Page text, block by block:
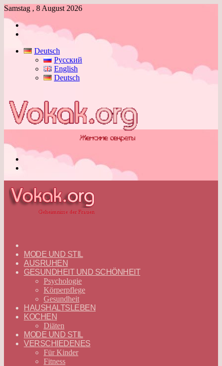
Samstag , 8 August 2026
Anmelden
Deutsch
Русский
English
Deutsch
—
DEUTSCH
MODE UND STIL
AUSRUHEN
GESUNDHEIT UND SCHÖNHEIT
Psychologie
Körperpflege
Gesundheit
HAUSHALTSLEBEN
KOCHEN
Diäten
MODE UND STIL
VERSCHIEDENES
Für Kinder
Fitness